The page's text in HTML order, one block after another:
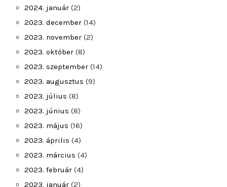
2024. január (2)
2023. december (14)
2023. november (2)
2023. október (8)
2023. szeptember (14)
2023. augusztus (9)
2023. július (8)
2023. június (8)
2023. május (16)
2023. április (4)
2023. március (4)
2023. február (4)
2023. január (2)